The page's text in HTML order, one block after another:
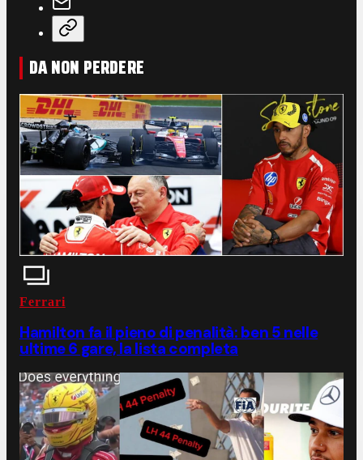
DA NON PERDERE
Ferrari
Hamilton fa il pieno di penalità: ben 5 nelle
ultime 6 gare, la lista completa